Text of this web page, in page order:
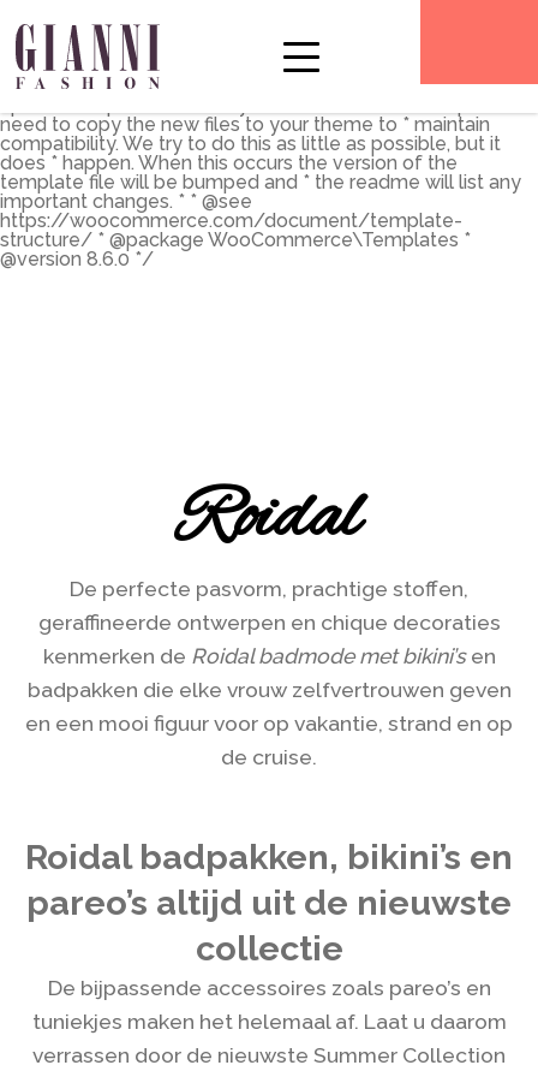
the main shop page which is a post type archive * * This
template can be overridden by copying it to
yourtheme/woocommerce/archive-product.php. * *
HOWEVER, on occasion WooCommerce will need to
need to copy the new files to your theme to * maintain
compatibility. We try to do this as little as possible, but it
does * happen. When this occurs the version of the
template file will be bumped and * the readme will list any
important changes. * * @see
https://woocommerce.com/document/template-
structure/ * @package WooCommerce\Templates *
@version 8.6.0 */
Roidal
De perfecte pasvorm, prachtige stoffen,
geraffineerde ontwerpen en chique decoraties
kenmerken de Roidal badmode met bikini’sen
badpakken die elke vrouw zelfvertrouwen geven
en een mooi figuur voor op vakantie, strand en op
de cruise.
Roidal badpakken, bikini’s en
pareo’s altijd uit de nieuwste
collectie
De bijpassende accessoires zoals pareo’s en
tuniekjes maken het helemaal af. Laat u daarom
verrassen door de nieuwste Summer Collection